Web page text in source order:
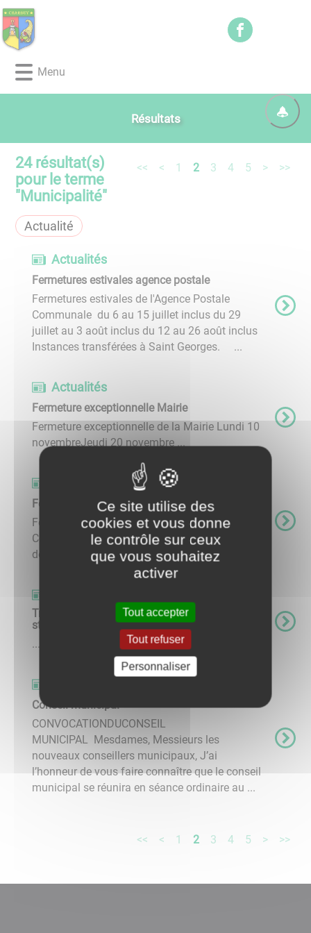
Lien
d'accès
rapide
menu
Lien
d'accès
rapide
contenu
Lien
d'accès
rapide
Lien
d'accès
rapide
pied
Menu
Résultats
24résultat(s)
pour le terme
"Municipalité"
<< < 1 2 3 4 5 > >>
Actualité
Actualités
Fermetures estivales agence postale
Fermetures estivales de l'Agence Postale
Communale du 6 au 15 juillet inclus du 29
juillet au 3 août inclus du 12 au 26 août inclus
Instances transférées à Saint Georges. ...
Actualités
Fermeture exceptionnelle Mairie
Fermeture exceptionnelle de la Mairie Lundi 10
novembreJeudi 20 novembre ...
Fermeture exceptionnelle Agence Postale
Fermeture exceptionnelle de l'Agence Postale
Communale mardi 9 décembre et mercredi 10
décembre ...
Travaux eaux pluviales - circulation et
stationnement interdit sur certaines rues
...
Conseil municipal
CONVOCATIONDUCONSEIL
MUNICIPAL Mesdames, Messieurs les
nouveaux conseillers municipaux, J’ai
l’honneur de vous faire connaître que le conseil
municipal se réunira en séance ordinaire au ...
<< < 1 2 3 4 5 > >>
Panneau de gestion des cookies
Ce site utilise des
cookies et vous donne
le contrôle sur ceux
que vous souhaitez
activer
Tout accepter
Tout refuser
Personnaliser